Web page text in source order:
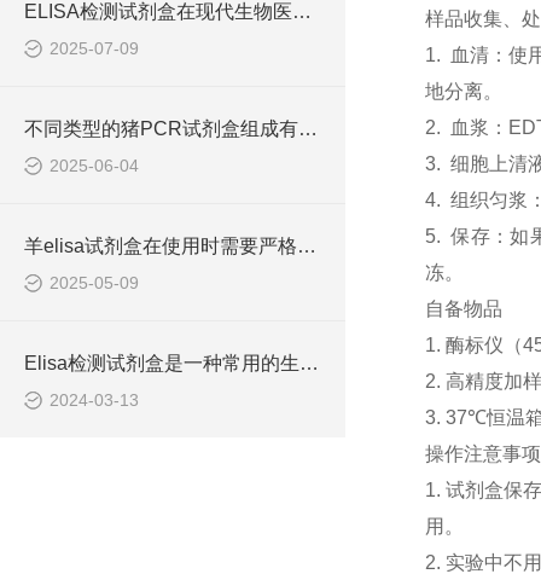
ELISA检测试剂盒在现代生物医学研究中的作用
2025-07-09
不同类型的猪PCR试剂盒组成有所差异
2025-06-04
羊elisa试剂盒在使用时需要严格遵守流程
2025-05-09
Elisa检测试剂盒是一种常用的生物化学分析技术
2024-03-13
样品收集、
1. 血清：使
地分离。
2. 血浆：
3. 细胞上清
4. 组织匀浆
5. 保存：如
冻。
自备物品
1. 酶标仪（
2. 高精度加
3. 37℃恒温
操作注意事项
1. 试剂盒保
用。
2. 实验中不